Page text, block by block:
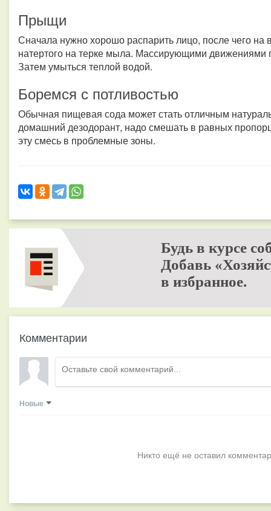
Прыщи
Сначала нужно хорошо распарить лицо, после чего на
натертого на терке мыла. Массирующими движениями
Затем умыться теплой водой.
Боремся с потливостью
Обычная пищевая сода может стать отличным
домашний дезодорант, надо смешать в равных
эту смесь в проблемные зоны.
Будь в курсе
Добавь
в избранное.
Комментарии
Новые
Никто ещё не оставил